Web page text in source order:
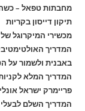
מחבתות טפאל –
תיקון דייסון בקריות
מכשירי המיקרוגל
המדריך
באבנית ולשמור על
המדריך המלא
פריימרק ישראל